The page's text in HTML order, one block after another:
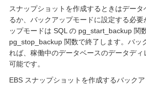
スナップショットを作成するときはデー
るか、バックアップモードに設定する必
ップモードは SQL の pg_start_backup 関
pg_stop_backup 関数で終了します。バッ
れば、稼働中のデータベースのデータデ
可能です。
EBS スナップショットを作成するバック